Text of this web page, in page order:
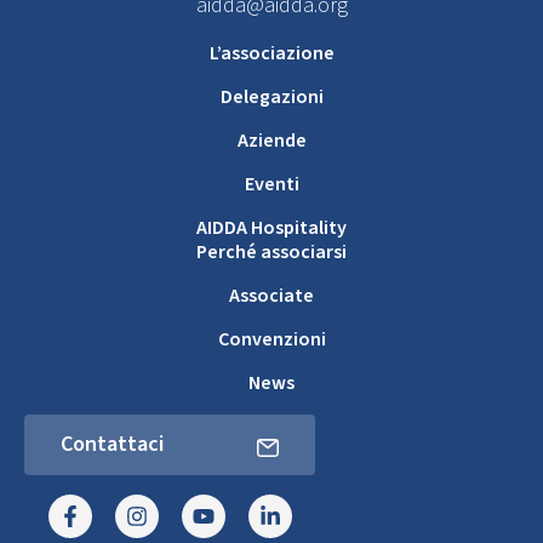
L’associazione
Delegazioni
Aziende
Eventi
AIDDA Hospitality
Perché associarsi
Associate
Convenzioni
News
Contattaci